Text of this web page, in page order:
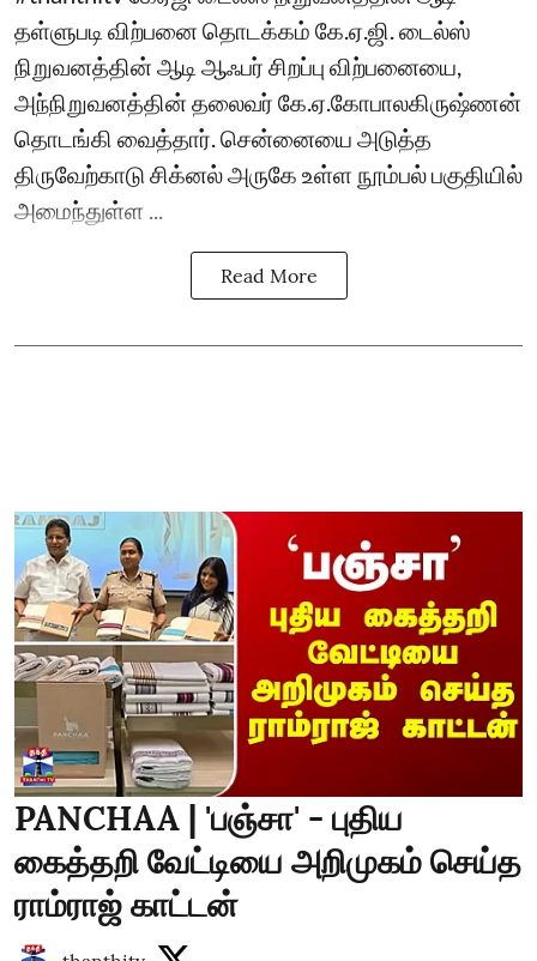
தள்ளுபடி விற்பனை தொடக்கம் கே.ஏ.ஜி. டைல்ஸ்
நிறுவனத்தின் ஆடி ஆஃபர் சிறப்பு விற்பனையை,
அந்நிறுவனத்தின் தலைவர் கே.ஏ.கோபாலகிருஷ்ணன்
தொடங்கி வைத்தார். சென்னையை அடுத்த
திருவேற்காடு சிக்னல் அருகே உள்ள நூம்பல் பகுதியில்
அமைந்துள்ள ...
Read More
PANCHAA | 'பஞ்சா' - புதிய
கைத்தறி வேட்டியை அறிமுகம் செய்த
ராம்ராஜ் காட்டன்